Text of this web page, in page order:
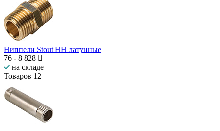
Ниппели Stout НН латунные
76 - 8 828
на складе
Товаров 12